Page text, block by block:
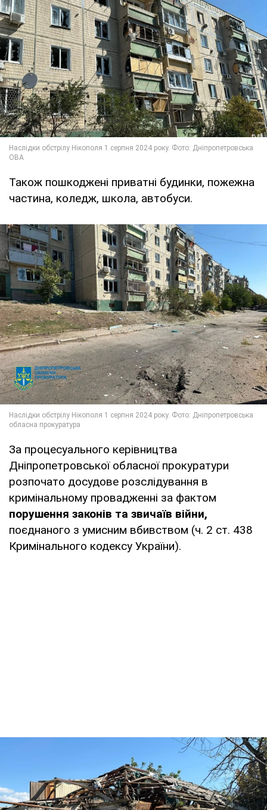
Також пошкоджені приватні будинки, пожежна
частина, коледж, школа, автобуси.
За процесуального керівництва
Дніпропетровської обласної прокуратури
розпочато досудове розслідування в
кримінальному провадженні за фактом
порушення законів та звичаїв війни,
поєднаного з умисним вбивством (ч. 2 ст. 438
Кримінального кодексу України).